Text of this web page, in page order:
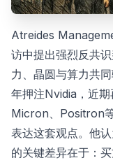
Atreides
访中提出强烈反共
力、晶圆与算力共
年押注Nvidia，近
Micron、Positron
表达这套观点。他
的关键差异在于：